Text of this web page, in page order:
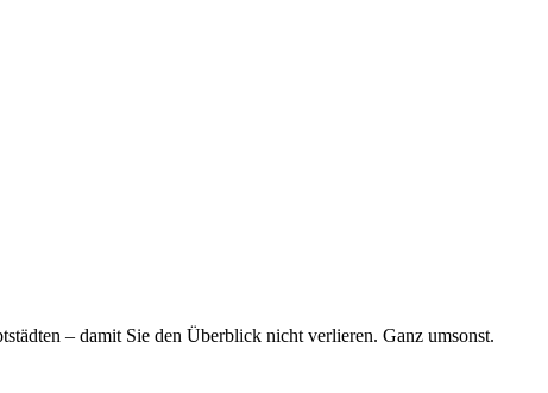
– damit Sie den Überblick nicht verlieren. Ganz umsonst.